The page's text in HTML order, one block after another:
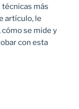
técnicas más
artículo, le
se mide y
con esta